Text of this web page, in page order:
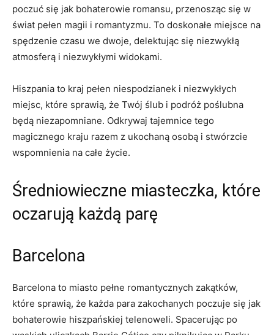
poczuć‌ się jak bohaterowie romansu, przenosząc się w‍
świat​ pełen magii i romantyzmu. To doskonałe miejsce⁢ na
spędzenie‌ czasu we dwoje,​ delektując się ‌niezwykłą ​
atmosferą ‍i niezwykłymi ‌widokami.
Hiszpania to kraj pełen niespodzianek i niezwykłych
miejsc, które sprawią, że Twój ślub i podróż poślubna
będą niezapomniane. Odkrywaj tajemnice ‌tego
magicznego kraju razem z ukochaną osobą i ​stwórzcie
wspomnienia na całe życie.
Średniowieczne miasteczka, które
​oczarują⁤ każdą‍ parę
Barcelona
Barcelona to miasto pełne romantycznych zakątków,
które‍ sprawią, że każda para zakochanych poczuje się jak
bohaterowie hiszpańskiej telenoweli. Spacerując po